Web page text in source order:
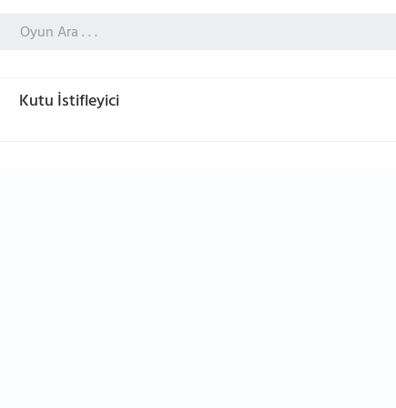
Kutu İstifleyici